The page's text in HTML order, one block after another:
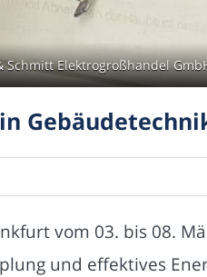
Schmitt Elektrogroßhandel
in
vom 03. bis 08.
und effektives